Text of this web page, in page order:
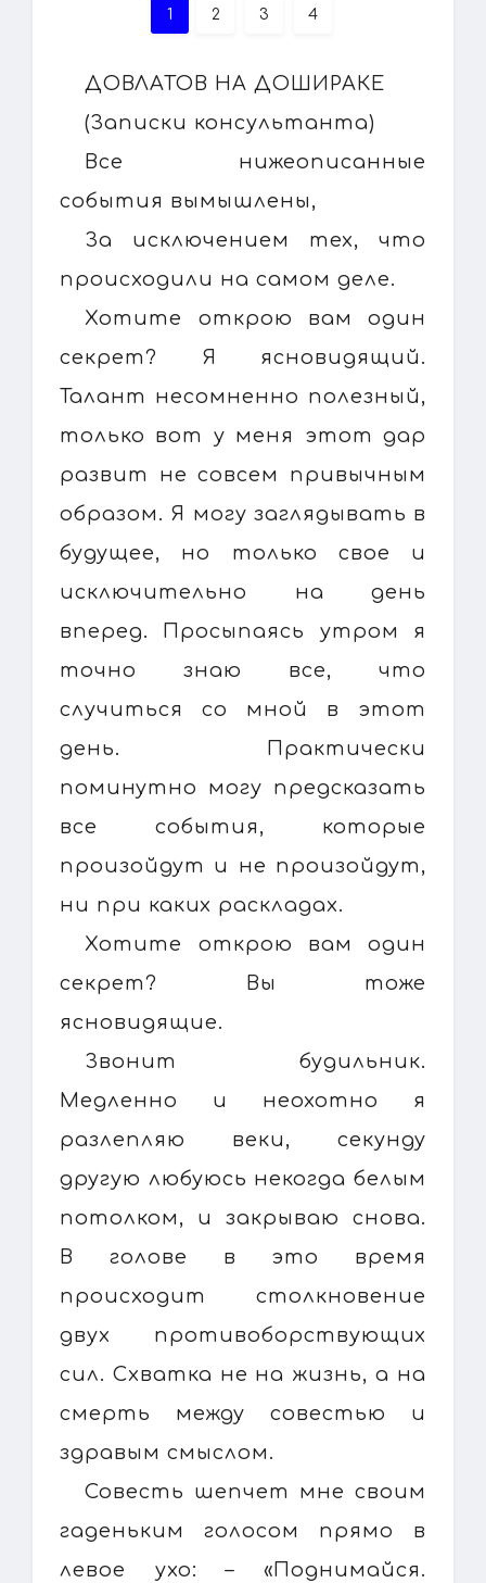
1 2 3 4
ДОВЛАТОВ НА ДОШИРАКЕ
(Записки консультанта)
Все нижеописанные
события вымышлены,
За исключением тех, что
происходили на самом деле.
Хотите открою вам один
секрет? Я ясновидящий.
Талант несомненно полезный,
только вот у меня этот дар
развит не совсем привычным
образом. Я могу заглядывать в
будущее, но только свое и
исключительно на день
вперед. Просыпаясь утром я
точно знаю все, что
случиться со мной в этот
день. Практически
поминутно могу предсказать
все события, которые
произойдут и не произойдут,
ни при каких раскладах.
Хотите открою вам один
секрет? Вы тоже
ясновидящие.
Звонит будильник.
Медленно и неохотно я
разлепляю веки, секунду
другую любуюсь некогда белым
потолком, и закрываю снова.
В голове в это время
происходит столкновение
двух противоборствующих
сил. Схватка не на жизнь, а на
смерть между совестью и
здравым смыслом.
Совесть шепчет мне своим
гаденьким голосом прямо в
левое ухо: – «Поднимайся.